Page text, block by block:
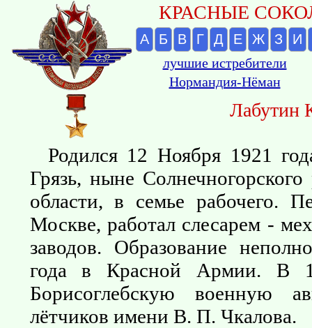
КРАСНЫЕ
А Б В Г Д Е Ж З И
лучшие истребители
Нормандия-Нёман
Лабутин
Родился 12 Ноября 1921
Грязь, ныне
области, в семье рабочего.
Москве, работал слесарем -
заводов. Образование
года в Красной Армии. В
Борисоглебскую военную
лётчиков имени В. П. Чкалова.